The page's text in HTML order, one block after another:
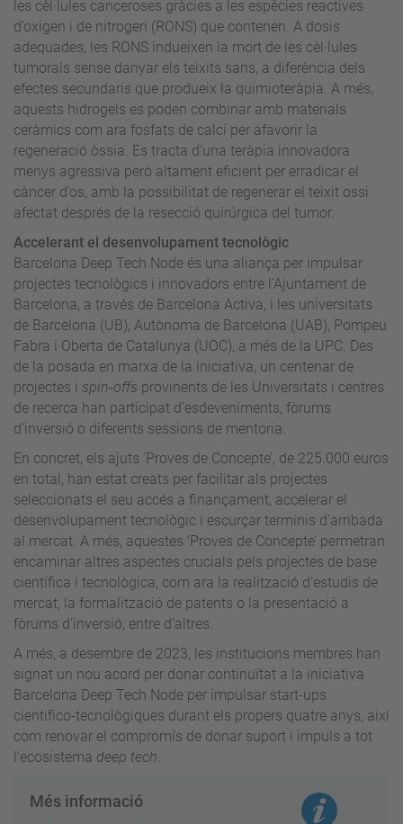
les cèl·lules canceroses gràcies a les espècies reactives
d’oxigen i de nitrogen (RONS) que contenen. A dosis
adequades, les RONS indueixen la mort de les cèl·lules
tumorals sense danyar els teixits sans, a diferència dels
efectes secundaris que produeix la quimioteràpia. A més,
aquests hidrogels es poden combinar amb materials
ceràmics com ara fosfats de calci per afavorir la
regeneració òssia. Es tracta d’una teràpia innovadora
menys agressiva però altament eficient per erradicar el
càncer d’os, amb la possibilitat de regenerar el teixit ossi
afectat després de la resecció quirúrgica del tumor.
Accelerant el desenvolupament tecnològic
Barcelona Deep Tech Node és una aliança per impulsar
projectes tecnològics i innovadors entre l’Ajuntament de
Barcelona, a través de Barcelona Activa, i les universitats
de Barcelona (UB), Autònoma de Barcelona (UAB), Pompeu
Fabra i Oberta de Catalunya (UOC), a més de la UPC. Des
de la posada en marxa de la iniciativa, un centenar de
projectes i spin-offs provinents de les Universitats i centres
de recerca han participat d’esdeveniments, fòrums
d’inversió o diferents sessions de mentoria.
En concret, els ajuts ‘Proves de Concepte’, de 225.000 euros
en total, han estat creats per facilitar als projectes
seleccionats el seu accés a finançament, accelerar el
desenvolupament tecnològic i escurçar terminis d’arribada
al mercat. A més, aquestes ‘Proves de Concepte’ permetran
encaminar altres aspectes crucials pels projectes de base
científica i tecnològica, com ara la realització d’estudis de
mercat, la formalització de patents o la presentació a
fòrums d’inversió, entre d’altres.
A més, a desembre de 2023, les institucions membres han
signat un nou acord per donar continuïtat a la iniciativa
Barcelona Deep Tech Node per impulsar start-ups
cientifico-tecnològiques durant els propers quatre anys, així
com renovar el compromís de donar suport i impuls a tot
l’ecosistema deep tech
Més informació